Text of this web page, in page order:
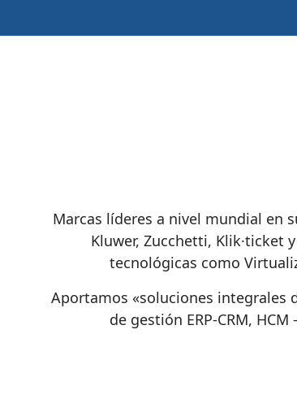
Marcas líderes a nivel mundial en
Kluwer, Zucchetti, Klik·ticket
tecnológicas como
Aportamos «soluciones integrales
de gestión ERP-CRM,